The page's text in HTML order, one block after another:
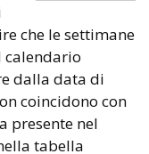
che le settimane
calendario
dalla data di
coincidono con
presente nel
tabella